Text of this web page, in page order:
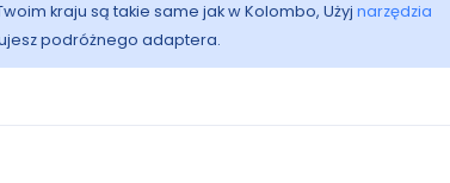
kraju są takie same jak w Kolombo, Użyj narzędzia
podróżnego adaptera.